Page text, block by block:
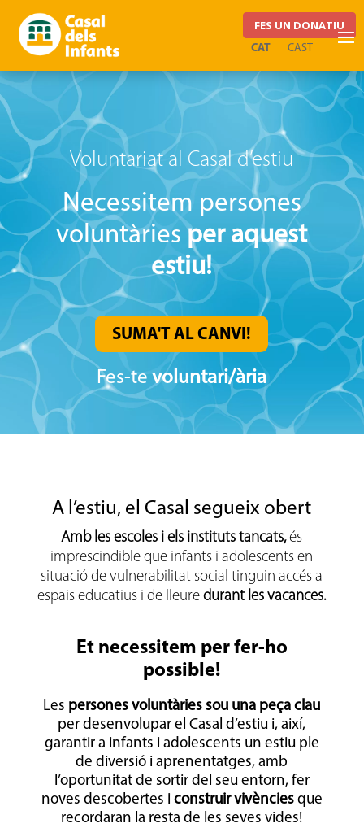
FES UN DONATIU
CAST
CAT
Voluntariat al Casal d’estiu
Necessitem persones
voluntàriesper aquest
estiu!
SUMA'T AL CANVI!
Fes-tevoluntari/ària
A l’estiu, el Casal segueix obert
Amb les escoles i els instituts tancats,és
imprescindible que infants i adolescents en
situació de vulnerabilitat social tinguin accés a
espais educatius i de lleuredurant les vacances.
Et necessitem per fer-ho
possible!
Les persones voluntàries sou una peça clau
per desenvolupar el Casal d’estiu i, així,
garantir a infants i adolescents un estiu ple
de diversió i aprenentatges, amb
l’oportunitat de sortir del seu entorn, fer
noves descobertes i construir vivènciesque
recordaran la resta de les seves vides!